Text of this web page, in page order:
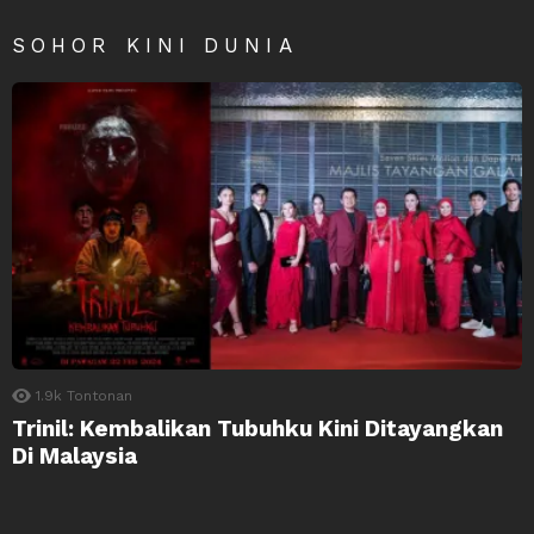
SOHOR KINI DUNIA
1.9k Tontonan
Trinil: Kembalikan Tubuhku Kini Ditayangkan
Di Malaysia